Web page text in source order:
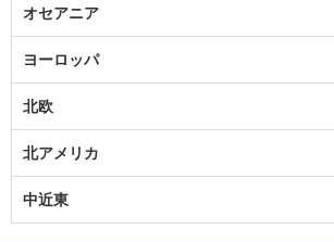
オセアニア
ヨーロッパ
北欧
北アメリカ
中近東